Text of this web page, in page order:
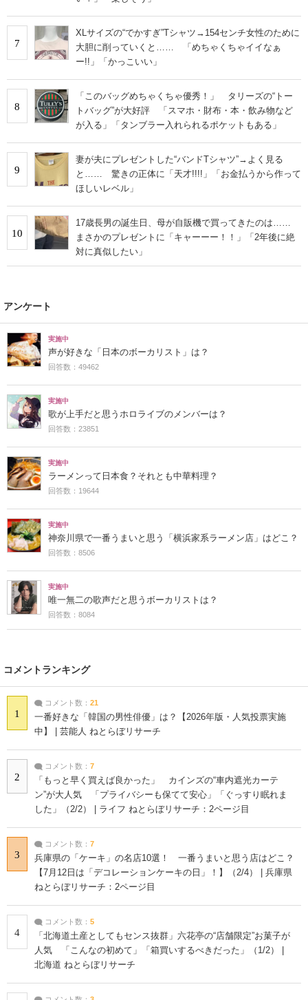
7
XLサイズの“でかすぎ”Tシャツ→154センチ女性のために
大胆に削っていくと…… 「めちゃくちゃイイなぁ
ー!!」「かっこいい」
8
「このバッグめちゃくちゃ優秀！」 タリーズの“トー
トバッグ”が大好評 「スマホ・財布・本・飲み物など
が入る」「タンブラー入れられるポケットもある」
9
妻が夫にプレゼントした“バンドTシャツ”→よく見る
と…… 驚きの正体に「天才!!!!」「お金払うから作って
ほしいレベル」
10
17歳長男の誕生日、母が自販機で買ってきたのは……
まさかのプレゼントに「キャーーー！！」「2年後に絶
対に真似したい」
アンケート
実施中
声が好きな「日本のボーカリスト」は？
回答数：49462
実施中
歌が上手だと思うホロライブのメンバーは？
回答数：23851
実施中
ラーメンって日本食？それとも中華料理？
回答数：19644
実施中
神奈川県で一番うまいと思う「横浜家系ラーメン店」はどこ？
回答数：8506
実施中
唯一無二の歌声だと思うボーカリストは？
回答数：8084
コメントランキング
1
コメント数： 21
一番好きな「韓国の男性俳優」は？【2026年版・人気投票実施
中】 | 芸能人 ねとらぼリサーチ
2
コメント数： 7
「もっと早く買えば良かった」 カインズの“車内遮光カーテ
ン”が大人気 「プライバシーも保てて安心」「ぐっすり眠れま
した」（2/2） | ライフ ねとらぼリサーチ：2ページ目
3
コメント数： 7
兵庫県の「ケーキ」の名店10選！ 一番うまいと思う店はどこ？
【7月12日は「デコレーションケーキの日」！】（2/4） | 兵庫県
ねとらぼリサーチ：2ページ目
4
コメント数： 5
「北海道土産としてもセンス抜群」六花亭の“店舗限定”お菓子が
人気 「こんなの初めて」「箱買いするべきだった」（1/2） |
北海道 ねとらぼリサーチ